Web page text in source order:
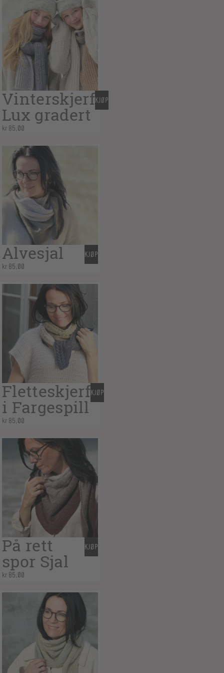
Vinterskjerf
Lux gradert
kr 85,00
KJØP
Alvesjal
kr 85,00
KJØP
Fletteskjerf
i Fargespill
kr 85,00
KJØP
På rett
spor Sjal
kr 85,00
KJØP